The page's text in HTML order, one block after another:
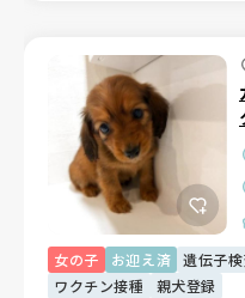
女の子
お迎え済 遺伝子
ワクチン接種
親犬登録